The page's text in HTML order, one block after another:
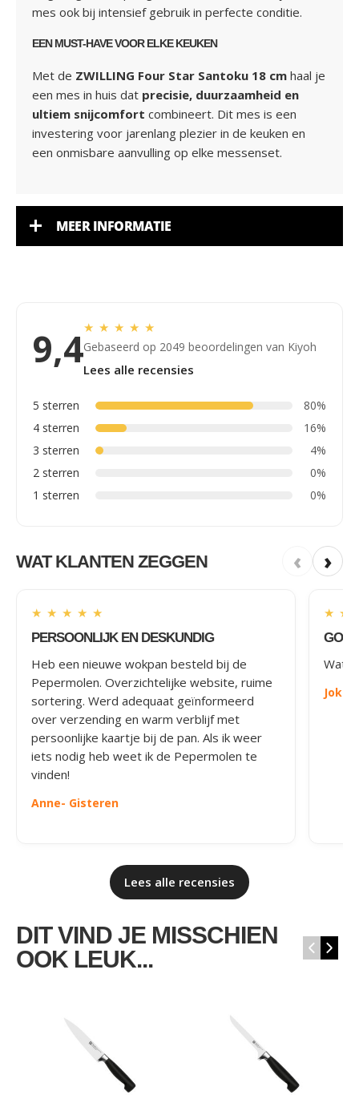
mes ook bij intensief gebruik in perfecte conditie.
EEN MUST-HAVE VOOR ELKE KEUKEN
Met de ZWILLING Four Star Santoku 18 cm haal je
een mes in huis dat precisie, duurzaamheid en
ultiem snijcomfort combineert. Dit mes is een
investering voor jarenlang plezier in de keuken en
een onmisbare aanvulling op elke messenset.
MEER INFORMATIE
9,4★ ★ ★ ★ ★
Gebaseerd op 2049 beoordelingen van Kiyoh
Lees alle recensies
5 sterren
80%
4 sterren
16%
3 sterren
4%
2 sterren
0%
1 sterren
0%
WAT KLANTEN ZEGGEN ‹ ›
★ ★ ★ ★ ★
PERSOONLIJK EN DESKUNDIG
Heb een nieuwe wokpan besteld bij de
Pepermolen. Overzichtelijke website, ruime
sortering. Werd adequaat geïnformeerd
over verzending en warm verblijf met
persoonlijke kaartje bij de pan. Als ik weer
iets nodig heb weet ik de Pepermolen te
vinden!
Anne- Gisteren
★ ★
Wat
Joke
Lees alle recensies
DIT VIND JE MISSCHIEN
OOK LEUK...
‹ ›